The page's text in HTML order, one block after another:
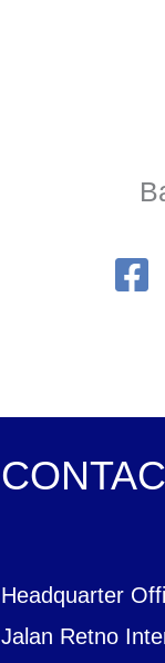
Headquarter
Jalan Retno